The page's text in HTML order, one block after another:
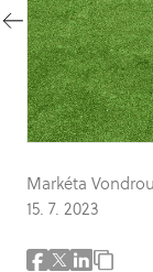
Markéta
15. 7. 2023